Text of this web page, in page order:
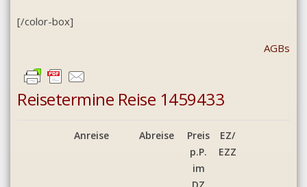
[/color-box]
AGBs
Reisetermine Reise 1459433
Anreise Abreise
Preis
p.P.
im
EZ/
EZZ